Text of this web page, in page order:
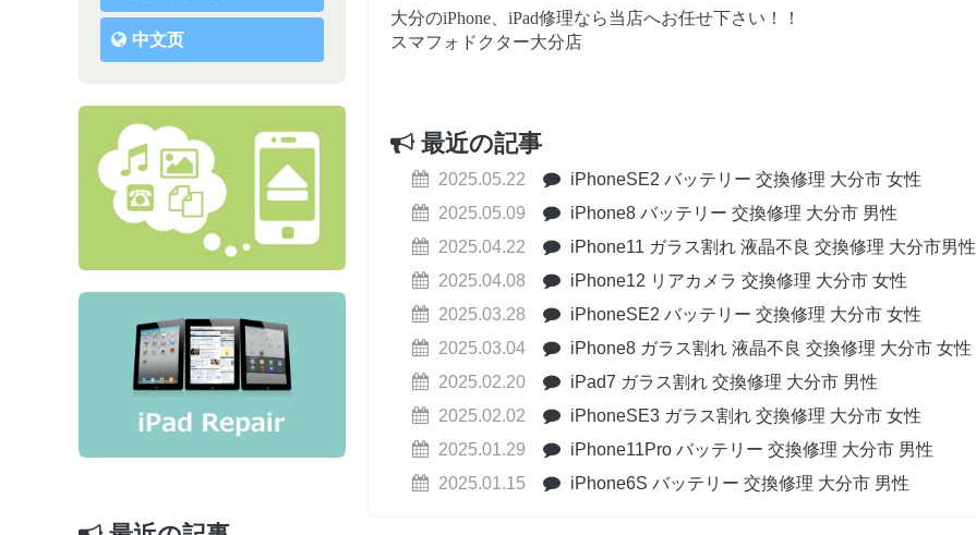
中文页
大分のiPhone、iPad修理なら当店へお任せ下さい！！
スマフォドクター大分店
最近の記事
2025.05.22
iPhoneSE2 バッテリー 交換修理 大分市 女性
2025.05.09
iPhone8 バッテリー 交換修理 大分市 男性
2025.04.22
iPhone11 ガラス割れ 液晶不良 交換修理 大分市男性
2025.04.08
iPhone12 リアカメラ 交換修理 大分市 女性
2025.03.28
iPhoneSE2 バッテリー 交換修理 大分市 女性
2025.03.04
iPhone8 ガラス割れ 液晶不良 交換修理 大分市 女性
2025.02.20
iPad7 ガラス割れ 交換修理 大分市 男性
2025.02.02
iPhoneSE3 ガラス割れ 交換修理 大分市 女性
2025.01.29
iPhone11Pro バッテリー 交換修理 大分市 男性
2025.01.15
iPhone6S バッテリー 交換修理 大分市 男性